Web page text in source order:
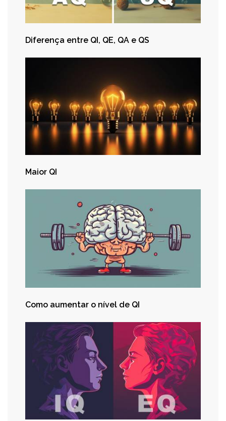
Diferença entre QI, QE, QA e QS
Maior QI
Como aumentar o nível de QI